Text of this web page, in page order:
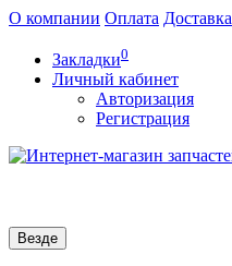
О компании Оплата Доставка
Закладки0
Личный кабинет
Авторизация
Регистрация
Везде